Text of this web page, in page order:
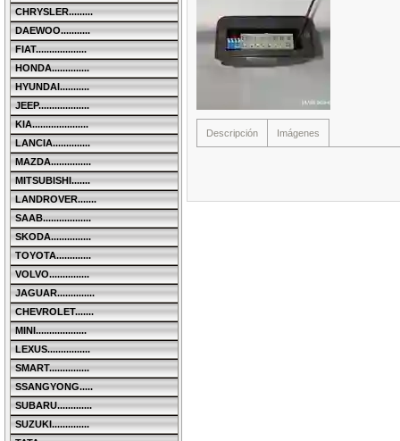
CHRYSLER.........
DAEWOO...........
FIAT...................
HONDA..............
HYUNDAI...........
JEEP...................
KIA.....................
LANCIA..............
MAZDA...............
MITSUBISHI.......
LANDROVER.......
SAAB..................
SKODA...............
TOYOTA.............
VOLVO...............
JAGUAR..............
CHEVROLET.......
MINI...................
LEXUS................
SMART...............
SSANGYONG.....
SUBARU.............
SUZUKI..............
Descripción Imágenes